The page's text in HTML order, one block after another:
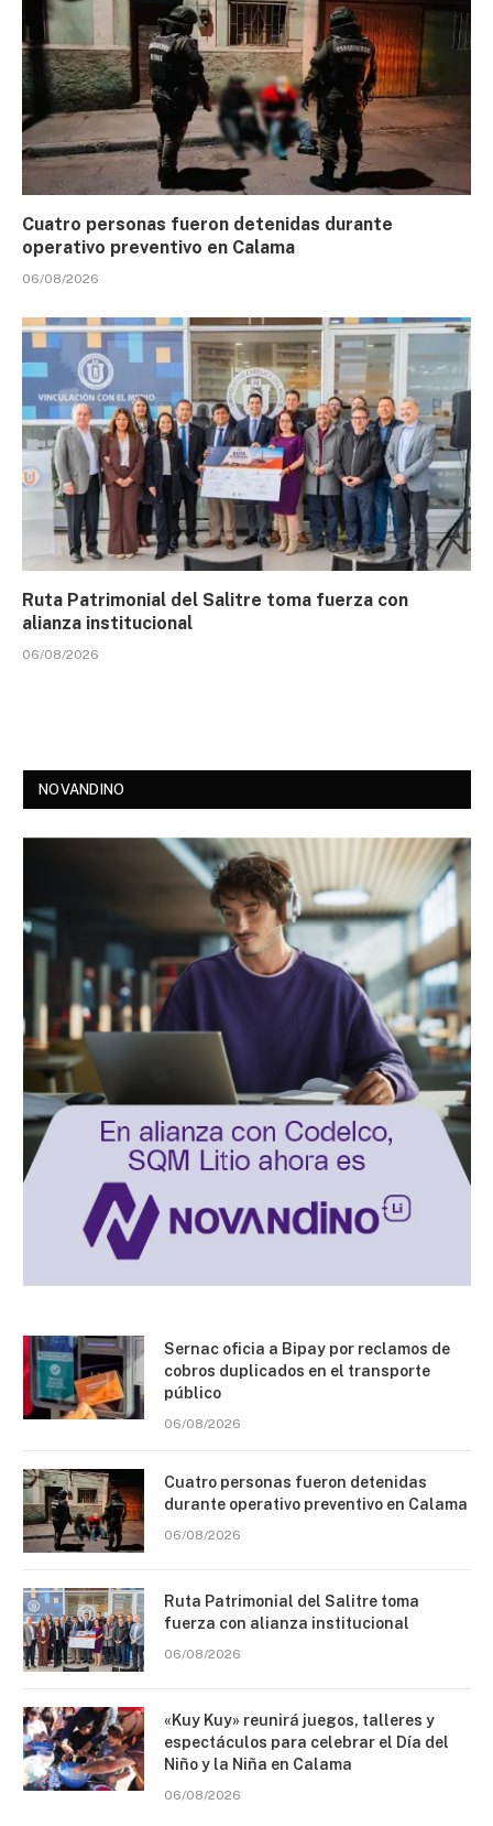
Cuatro personas fueron detenidas durante
operativo preventivo en Calama
06/08/2026
Ruta Patrimonial del Salitre toma fuerza con
alianza institucional
06/08/2026
NOVANDINO
Sernac oficia a Bipay por reclamos de
cobros duplicados en el transporte
público
06/08/2026
Cuatro personas fueron detenidas
durante operativo preventivo en Calama
06/08/2026
Ruta Patrimonial del Salitre toma
fuerza con alianza institucional
06/08/2026
«Kuy Kuy» reunirá juegos, talleres y
espectáculos para celebrar el Día del
Niño y la Niña en Calama
06/08/2026